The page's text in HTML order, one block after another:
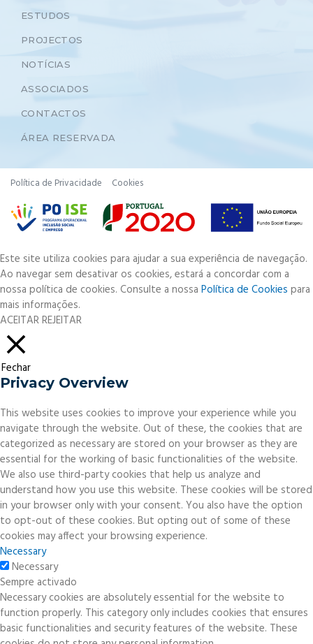
ESTUDOS
PROJECTOS
NOTÍCIAS
ASSOCIADOS
CONTACTOS
ÁREA RESERVADA
Política de Privacidade Cookies
Este site utiliza cookies para ajudar a sua experiência de navegação.
Ao navegar sem desativar os cookies, estará a concordar com a
nossa política de cookies. Consulte a nossa Política de Cookies para
mais informações.
ACEITARREJEITAR
Fechar
Privacy Overview
This website uses cookies to improve your experience while you
navigate through the website. Out of these, the cookies that are
categorized as necessary are stored on your browser as they are
essential for the working of basic functionalities of the website.
We also use third-party cookies that help us analyze and
understand how you use this website. These cookies will be stored
in your browser only with your consent. You also have the option
to opt-out of these cookies. But opting out of some of these
cookies may affect your browsing experience.
Necessary
Necessary
Sempre activado
Necessary cookies are absolutely essential for the website to
function properly. This category only includes cookies that ensures
basic functionalities and security features of the website. These